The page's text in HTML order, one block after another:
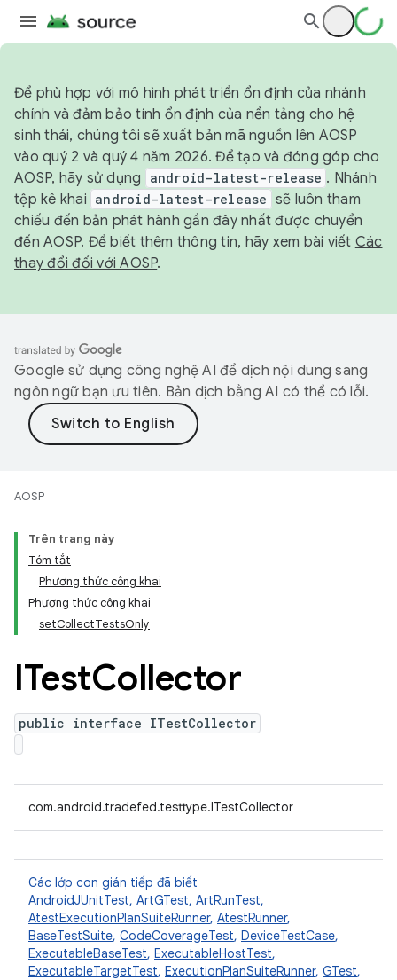
Để phù hợp với mô hình phát triển ổn định của nhánh
chính và đảm bảo tính ổn định của nền tảng cho hệ
sinh thái, chúng tôi sẽ xuất bản mã nguồn lên AOSP
vào quý 2 và quý 4 năm 2026. Để tạo và đóng góp cho
AOSP, hãy sử dụng
android-latest-release . Nhánh
tệp kê khai android-latest-release sẽ luôn tham
chiếu đến bản phát hành gần đây nhất được chuyển
đến AOSP. Để biết thêm thông tin, hãy xem bài viết Các
thay đổi đối với AOSP.
Google sử dụng công nghệ AI để dịch nội dung sang
ngôn ngữ bạn ưu tiên. Bản dịch bằng AI có thể có lỗi.
AOSP
Trên trang này
Tóm tắt
Phương thức công khai
Phương thức công khai
setCollectTestsOnly
ITestCollector
public interface ITestCollector
com.android.tradefed.testtype.ITestCollector
Các lớp con gián tiếp đã biết
AndroidJUnitTest, ArtGTest, ArtRunTest,
AtestExecutionPlanSuiteRunner, AtestRunner,
BaseTestSuite, CodeCoverageTest, DeviceTestCase,
ExecutableBaseTest, ExecutableHostTest,
ExecutableTargetTest, ExecutionPlanSuiteRunner, GTest,